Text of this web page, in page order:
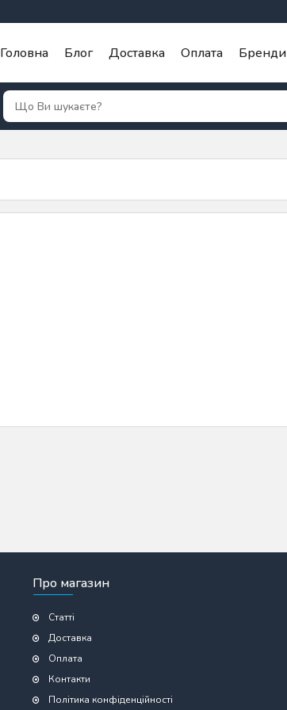
Головна Блог Доставка Оплата Бренди
Про магазин
Статті
Доставка
Оплата
Контакти
Політика конфіденційності